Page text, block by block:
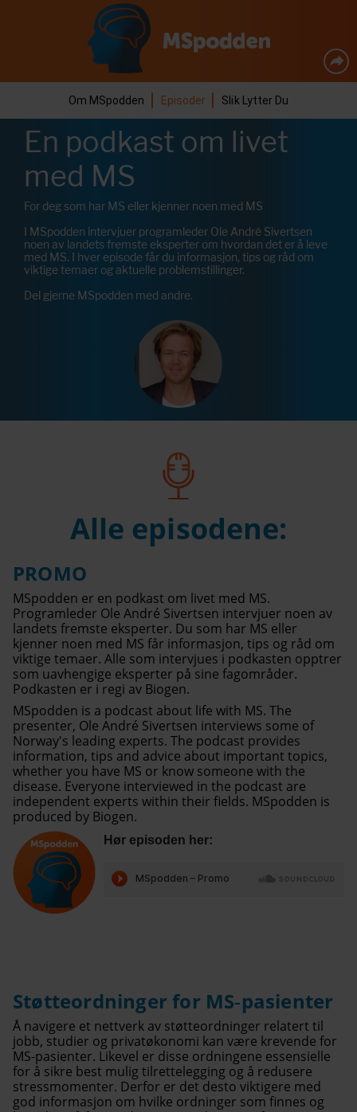
Om MSpodden Episoder Slik Lytter Du
En podkast om livet
med MS
For deg som har MS eller kjenner noen med MS
I MSpodden intervjuer programleder Ole André Sivertsen
noen av landets fremste eksperter om hvordan det er å leve
med MS. I hver episode får du informasjon, tips og råd om
viktige temaer og aktuelle problemstillinger.
Del gjerne MSpodden med andre.
Alle episodene:
PROMO
MSpodden er en podkast om livet med MS.
Programleder Ole André Sivertsen intervjuer noen av
landets fremste eksperter. Du som har MS eller
kjenner noen med MS får informasjon, tips og råd om
viktige temaer. Alle som intervjues i podkasten opptrer
som uavhengige eksperter på sine fagområder.
Podkasten er i regi av Biogen.
MSpodden is a podcast about life with MS. The
presenter, Ole André Sivertsen interviews some of
Norway's leading experts. The podcast provides
information, tips and advice about important topics,
whether you have MS or know someone with the
disease. Everyone interviewed in the podcast are
independent experts within their fields. MSpodden is
produced by Biogen.
Hør episoden her:
Støtteordninger for MS‑pasienter
Å navigere et nettverk av støtteordninger relatert til
jobb, studier og privatøkonomi kan være krevende for
MS-pasienter. Likevel er disse ordningene essensielle
for å sikre best mulig tilrettelegging og å redusere
stressmomenter. Derfor er det desto viktigere med
god informasjon om hvilke ordninger som finnes og